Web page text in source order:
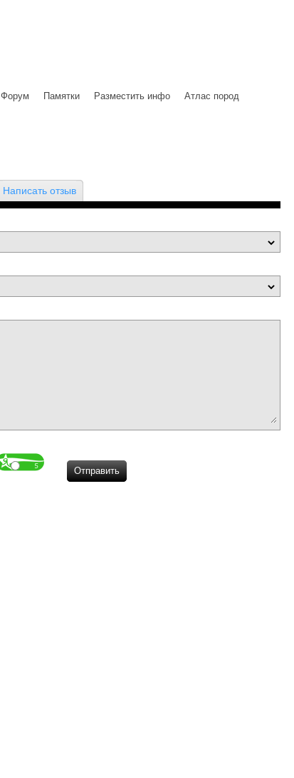
Форум Памятки Разместить инфо Атлас пород
Написать отзыв
Отправить